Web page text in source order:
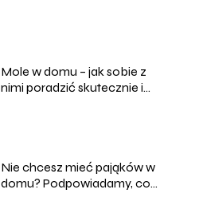
Mole w domu – jak sobie z
nimi poradzić skutecznie i
Nie chcesz mieć pająków w
domu? Podpowiadamy, co